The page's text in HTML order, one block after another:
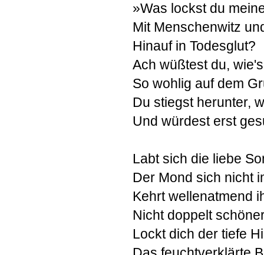
»Was lockst du
Mit Menschenwitz
Hinauf in Todesglut?
Ach wüßtest du,
So wohlig auf dem
Du stiegst herunter,
Und würdest erst
Labt sich die liebe
Der Mond sich nicht
Kehrt wellenatmend
Nicht doppelt
Lockt dich der tiefe